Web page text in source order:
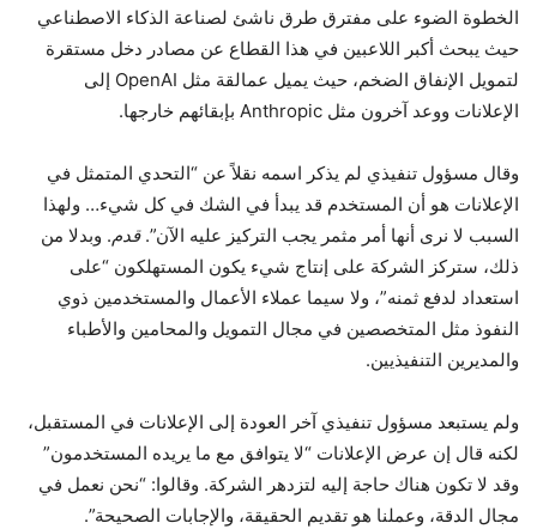
الخطوة الضوء على مفترق طرق ناشئ لصناعة الذكاء الاصطناعي
حيث يبحث أكبر اللاعبين في هذا القطاع عن مصادر دخل مستقرة
لتمويل الإنفاق الضخم، حيث يميل عمالقة مثل OpenAI إلى
الإعلانات ووعد آخرون مثل Anthropic بإبقائهم خارجها.
وقال مسؤول تنفيذي لم يذكر اسمه نقلاً عن “التحدي المتمثل في
الإعلانات هو أن المستخدم قد يبدأ في الشك في كل شيء… ولهذا
السبب لا نرى أنها أمر مثمر يجب التركيز عليه الآن”.قدم. وبدلا من
ذلك، ستركز الشركة على إنتاج شيء يكون المستهلكون “على
استعداد لدفع ثمنه”، ولا سيما عملاء الأعمال والمستخدمين ذوي
النفوذ مثل المتخصصين في مجال التمويل والمحامين والأطباء
والمديرين التنفيذيين.
ولم يستبعد مسؤول تنفيذي آخر العودة إلى الإعلانات في المستقبل،
لكنه قال إن عرض الإعلانات “لا يتوافق مع ما يريده المستخدمون”
وقد لا تكون هناك حاجة إليه لتزدهر الشركة. وقالوا: “نحن نعمل في
مجال الدقة، وعملنا هو تقديم الحقيقة، والإجابات الصحيحة”.